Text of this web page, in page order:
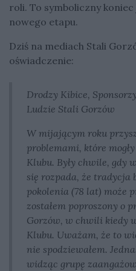
roli. To symboliczny
nowego etapu.
Dziś na mediach Stali
oświadczenie:
Drodzy Kibice,
Ludzie Stali Gorzów
W mijającym roku
problemami, które
Klubu. Były chwile, gdy
się rozpada, że tradycja
pokolenia (78 lat) może
zostałem poproszony o
Gorzów, w chwili kiedy
Klubu. Uważam, że to
nie spodziewałem.
widząc grupę